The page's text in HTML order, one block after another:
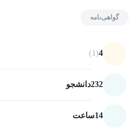
گواهی‌نامه
4
(1)
232دانشجو
14ساعت